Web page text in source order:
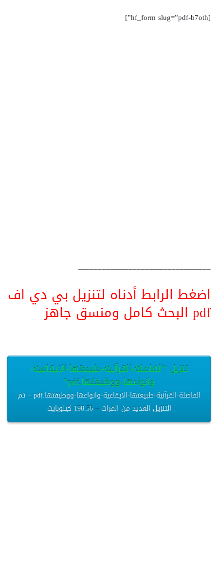
[hf_form slug=”pdf-b7oth”]
__________________________________
اضغط الرابط أدناه لتنزيل بي دي اف
pdf البحث كامل ومنسق جاهز
تنزيل “الفاصلة-القرآنية-طبيعتها-الايقاعية-
وانواعها-ووظيفتها.pdf”
الفاصلة-القرآنية-طبيعتها-الايقاعية-وانواعها-ووظيفتها.pdf – تم
التنزيل العديد من المرات – 198.56 كيلوبايت